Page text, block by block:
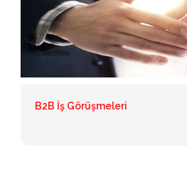
B2B İş Görüşmeleri